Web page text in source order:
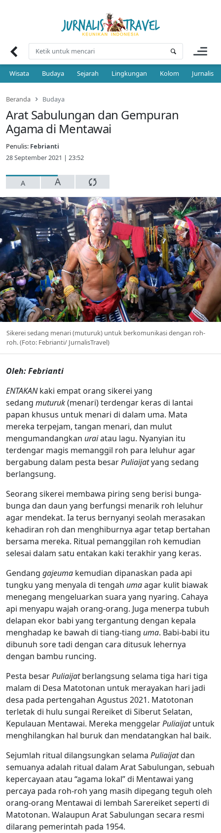
Wisata Budaya Sejarah Lingkungan Kolom Jurnalis
Beranda Budaya
Arat Sabulungan dan Gempuran
Agama di Mentawai
Penulis: Febrianti
28 September 2021 | 23:52
A A
Sikerei sedang menari (muturuk) untuk berkomunikasi dengan roh-
roh. (Foto: Febrianti/ JurnalisTravel)
Oleh: Febrianti
ENTAKANkaki empat orang sikerei yang
sedang muturuk(menari) terdengar keras di lantai
papan khusus untuk menari di dalam uma. Mata
mereka terpejam, tangan menari, dan mulut
mengumandangkan uraiatau lagu. Nyanyian itu
terdengar magis memanggil roh para leluhur agar
bergabung dalam pesta besarPuliaijatyang sedang
berlangsung.
Seorang sikerei membawa piring seng berisi bunga-
bunga dan daun yang berfungsi menarik roh leluhur
agar mendekat. Ia terus bernyanyi seolah merasakan
kehadiran roh dan menghiburnya agar tetap bertahan
bersama mereka. Ritual pemanggilan roh kemudian
selesai dalam satu entakan kaki terakhir yang keras.
Gendang gajeuma kemudian dipanaskan pada api
tungku yang menyala di tengah umaagar kulit biawak
menegang mengeluarkan suara yang nyaring. Cahaya
api menyapu wajah orang-orang. Juga menerpa tubuh
delapan ekor babi yang tergantung dengan kepala
menghadap ke bawah di tiang-tiang uma. Babi-babi itu
dibunuh sore tadi dengan cara ditusuk lehernya
dengan bambu runcing.
Pesta besarPuliaijatberlangsung selama tiga hari tiga
malam di Desa Matotonan untuk merayakan hari jadi
desa pada pertengahan Agustus 2021. Matotonan
terletak di hulu sungai Rereiket di Siberut Selatan,
Kepulauan Mentawai. Mereka menggelarPuliaijatuntuk
menghilangkan hal buruk dan mendatangkan hal baik.
Sejumlah ritual dilangsungkan selama Puliaijatdan
semuanya adalah ritual dalam Arat Sabulungan, sebuah
kepercayaan atau “agama lokal” di Mentawai yang
percaya pada roh-roh yang masih dipegang teguh oleh
orang-orang Mentawai di lembah Sarereiket seperti di
Matotonan. Walaupun Arat Sabulungan secara resmi
dilarang pemerintah pada 1954.